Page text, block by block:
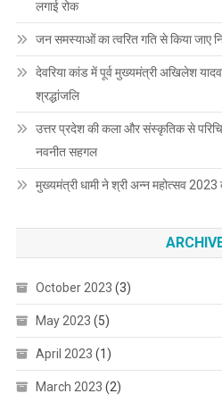
लगाई रोक
जन समस्याओं का त्वरित गति से किया जाए
देवरिया कांड में पूर्व मुख्यमंत्री अखिलेश
श्रद्धांजलि
उत्तर प्रदेश की कला और संस्कृतिक से
नवनीत सहगल
मुख्यमंत्री धामी ने श्री अन्न महोत्सव 2023
October 2023 (3)
May 2023 (5)
April 2023 (1)
March 2023 (2)